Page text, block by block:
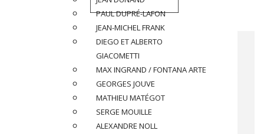
PAUL DUPRÉ-LAFON
JEAN-MICHEL FRANK
DIEGO ET ALBERTO
GIACOMETTI
MAX INGRAND / FONTANA ARTE
GEORGES JOUVE
MATHIEU MATÉGOT
SERGE MOUILLE
ALEXANDRE NOLL